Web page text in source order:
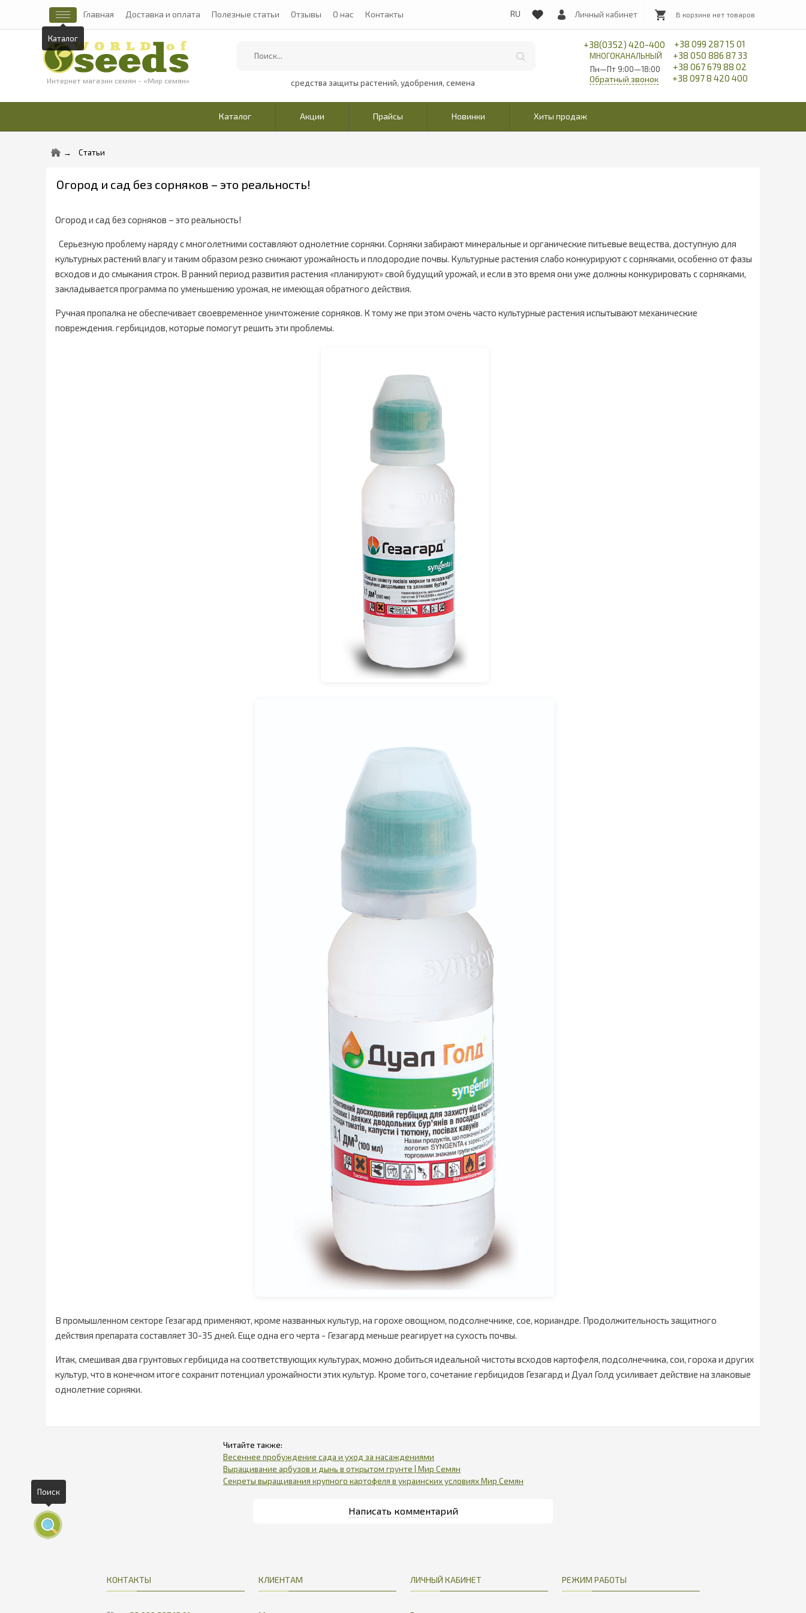
Каталог
Главная Доставка и оплата Полезные статьи Отзывы О нас Контакты Личный кабинет
Интернет магазин семян - «Мир семян» средства защиты растений, удобрения, семена
+38(0352) 420-400
МНОГОКАНАЛЬНЫЙ
Пн—Пт 9:00—18:00
+38 099 287 15 01
+38 050 886 87 33
+38 067 679 88 02
+38 097 8 420 400
Обратный звонок
Каталог Акции Прайсы Новинки Хиты продаж
Статьи
Огород и сад без сорняков – это реальность!
Огород и сад без сорняков – это реальность!
Серьезную проблему наряду с многолетними составляют однолетние сорняки. Сорняки забирают минеральные и органические питьевые вещества, доступную для
культурных растений влагу и таким образом резко снижают урожайность и плодородие почвы. Культурные растения слабо конкурируют с сорняками, особенно от фазы
всходов и до смыкания строк. В ранний период развития растения «планируют» свой будущий урожай, и если в это время они уже должны конкурировать с сорняками,
закладывается программа по уменьшению урожая, не имеющая обратного действия.
Ручная пропалка не обеспечивает своевременное уничтожение сорняков. К тому же при этом очень часто культурные растения испытывают механические
повреждения. гербицидов, которые помогут решить эти проблемы.
В промышленном секторе Гезагард применяют, кроме названных культур, на горохе овощном, подсолнечнике, сое, кориандре. Продолжительность защитного
действия препарата составляет 30-35 дней. Еще одна его черта - Гезагард меньше реагирует на сухость почвы.
Итак, смешивая два грунтовых гербицида на соответствующих культурах, можно добиться идеальной чистоты всходов картофеля, подсолнечника, сои, гороха и других
культур, что в конечном итоге сохранит потенциал урожайности этих культур. Кроме того, сочетание гербицидов Гезагард и Дуал Голд усиливает действие на злаковые
однолетние сорняки.
Весеннее пробуждение сада и уход за насаждениями
Выращивание арбузов и дынь в открытом грунте | Мир Семян
Секреты выращивания крупного картофеля в украинских условиях Мир Семян
КОНТАКТЫ КЛИЕНТАМ ЛИЧНЫЙ КАБИНЕТ РЕЖИМ РАБОТЫ
Поиск